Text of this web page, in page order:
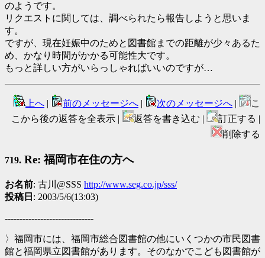
のようです。
リクエストに関しては、調べられたら報告しようと思いま
す。
ですが、現在妊娠中のためと図書館までの距離が少々あるた
め、かなり時間がかかる可能性大です。
もっと詳しい方がいらっしゃればいいのですが…
上へ | 前のメッセージへ | 次のメッセージへ |
こ
こから後の返答を全表示 |
返答を書き込む |
訂正する |
削除する
719. Re: 福岡市在住の方へ
お名前: 古川@SSS http://www.seg.co.jp/sss/
投稿日 : 2003/5/6(13:03)
------------------------------
〉福岡市には、福岡市総合図書館の他にいくつかの市民図書
館と福岡県立図書館があります。そのなかでこども図書館が